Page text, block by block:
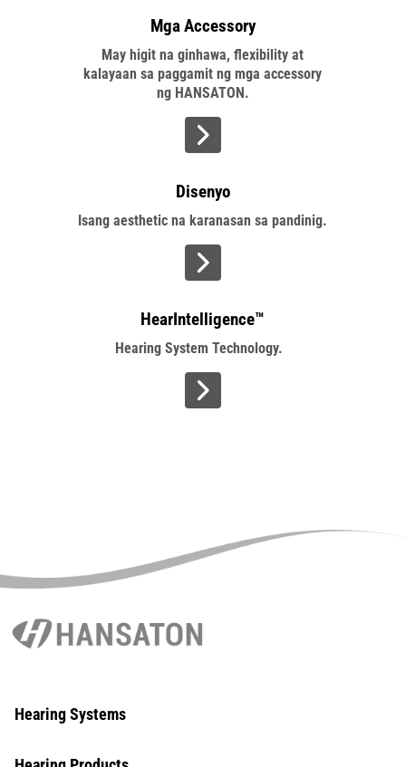
Mga Accessory
May higit na ginhawa, flexibility at
kalayaan sa paggamit ng mga accessory
ng HANSATON.
>
Disenyo
Isang aesthetic na karanasan sa pandinig.
>
HearIntelligence™
Hearing System Technology.
>
Hearing Systems